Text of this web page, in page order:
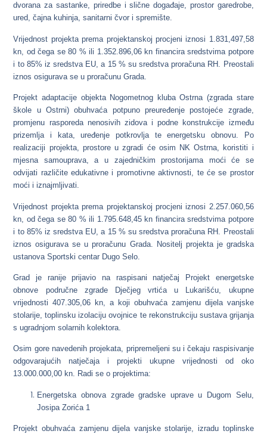
dvorana za sastanke, priredbe i slične događaje, prostor garedrobe,
ured, čajna kuhinja, sanitarni čvor i spremište.
Vrijednost projekta prema projektanskoj procjeni iznosi 1.831,497,58
kn, od čega se 80 % ili 1.352.896,06 kn financira sredstvima potpore
i to 85% iz sredstva EU, a 15 % su sredstva proračuna RH. Preostali
iznos osigurava se u proračunu Grada.
Projekt adaptacije objekta Nogometnog kluba Ostrna (zgrada stare
škole u Ostrni) obuhvaća potpuno preuređenje postojeće zgrade,
promjenu rasporeda nenosivih zidova i podne konstrukcije između
prizemlja i kata, uređenje potkrovlja te energetsku obnovu. Po
realizaciji projekta, prostore u zgradi će osim NK Ostrna, koristiti i
mjesna samouprava, a u zajedničkim prostorijama moći će se
odvijati različite edukativne i promotivne aktivnosti, te će se prostor
moći i iznajmljivati.
Vrijednost projekta prema projektanskoj procjeni iznosi 2.257.060,56
kn, od čega se 80 % ili 1.795.648,45 kn financira sredstvima potpore
i to 85% iz sredstva EU, a 15 % su sredstva proračuna RH. Preostali
iznos osigurava se u proračunu Grada. Nositelj projekta je gradska
ustanova Sportski centar Dugo Selo.
Grad je ranije prijavio na raspisani natječaj
Projekt energetske
obnove područne zgrade Dječjeg vrtića u Lukarišću,
ukupne
vrijednosti 407.305,06 kn, a koji obuhvaća zamjenu dijela vanjske
stolarije, toplinsku izolaciju ovojnice te rekonstrukciju sustava grijanja
s ugradnjom solarnih kolektora.
Osim gore navedenih projekata, pripremeljeni su i čekaju raspisivanje
odgovarajućih natječaja i projekti ukupne vrijednosti od oko
13.000.000,00 kn. Radi se o projektima:
Energetska obnova zgrade gradske uprave u Dugom Selu,
Josipa Zorića 1
Projekt obuhvaća zamjenu dijela vanjske stolarije, izradu toplinske